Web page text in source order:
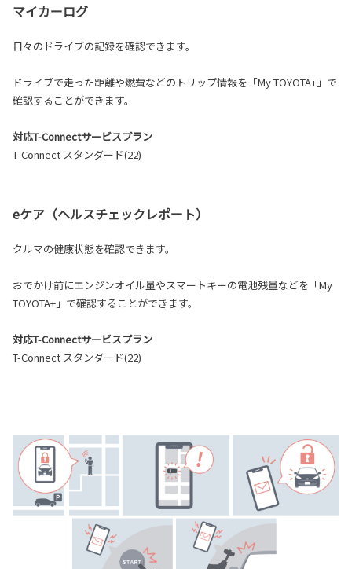
マイカーログ
日々のドライブの記録を確認できます。
ドライブで走った距離や燃費などのトリップ情報を「My TOYOTA+」で
確認することができます。
対応T-Connectサービスプラン
T-Connect スタンダード(22)
eケア（ヘルスチェックレポート）
クルマの健康状態を確認できます。
おでかけ前にエンジンオイル量やスマートキーの電池残量などを「My
TOYOTA+」で確認することができます。
対応T-Connectサービスプラン
T-Connect スタンダード(22)